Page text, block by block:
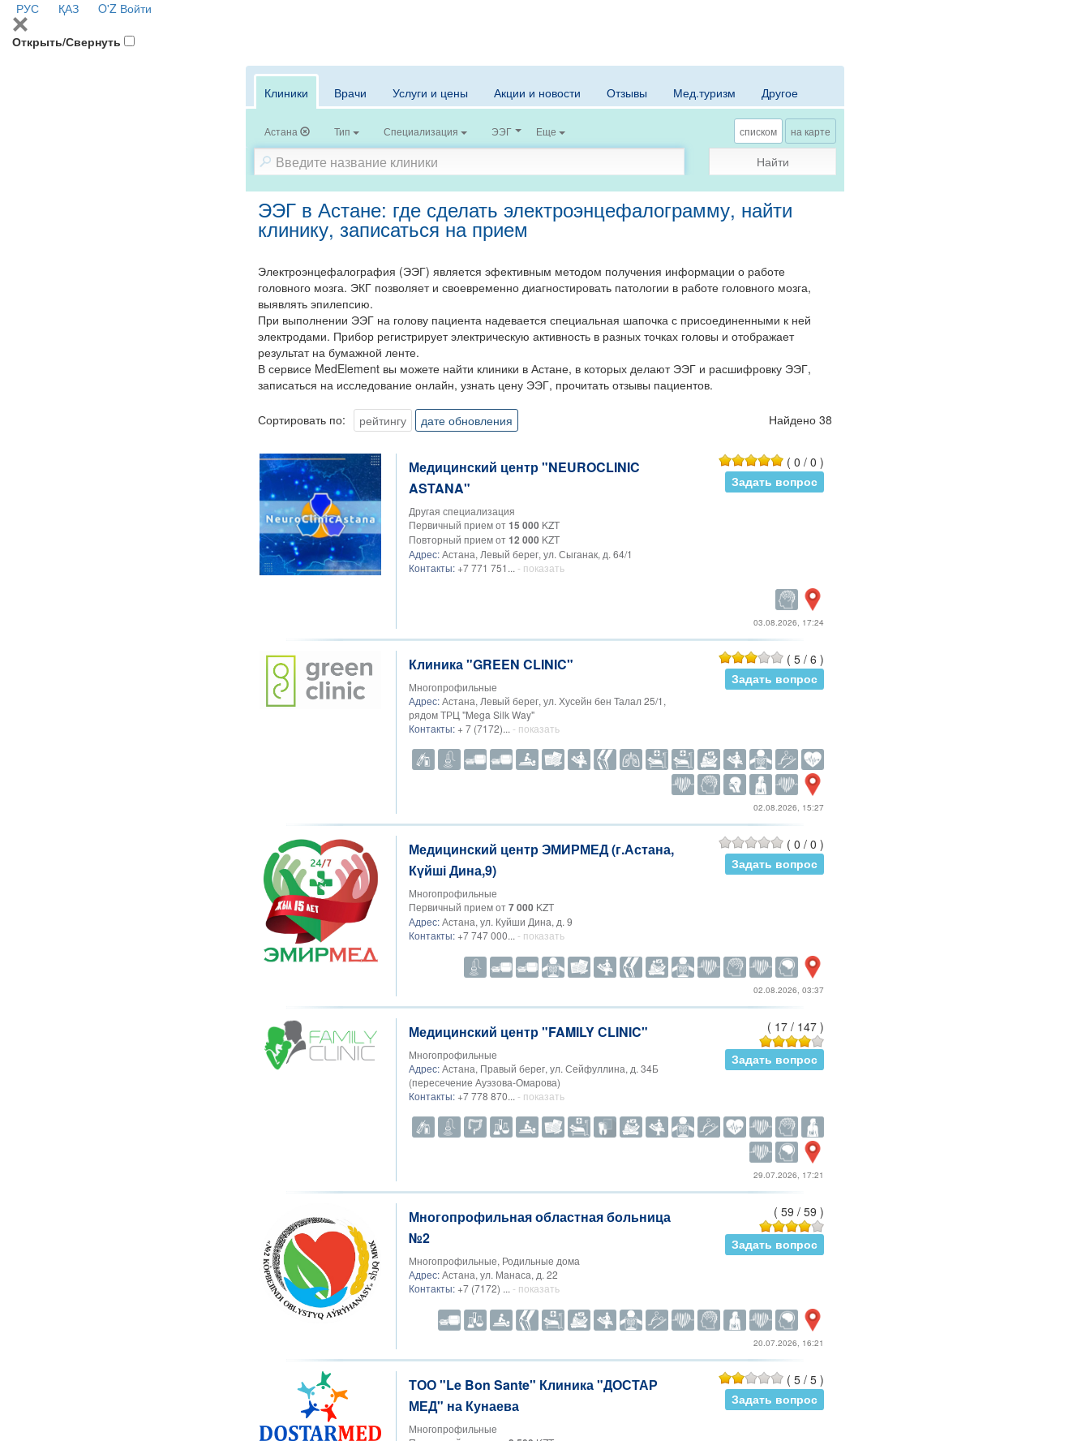
РУС ҚАЗ O'Z Войти
Открыть/Свернуть
Клиники Врачи Услуги и цены Акции и новости Отзывы Мед.туризм Другое
Астана Тип Специализация ЭЭГ Еще списком на карте
Найти
ЭЭГ в Астане: где сделать электроэнцефалограмму, найти
клинику, записаться на прием
Электроэнцефалография (ЭЭГ) является эфективным методом получения информации о работе
головного мозга. ЭКГ позволяет и своевременно диагностировать патологии в работе головного мозга,
выявлять эпилепсию.
При выполнении ЭЭГ на голову пациента надевается специальная шапочка с присоединенными к ней
электродами. Прибор регистрирует электрическую активность в разных точках головы и отображает
результат на бумажной ленте.
В сервисе MedElement вы можете найти клиники в Астане, в которых делают ЭЭГ и расшифровку ЭЭГ,
записаться на исследование онлайн, узнать цену ЭЭГ, прочитать отзывы пациентов.
Сортировать по: рейтингу дате обновления Найдено 38
Медицинский центр "NEUROCLINIC
ASTANA"
Другая специализация
Первичный прием от15 000KZT
Повторный прием от12 000KZT
Адрес:Астана, Левый берег, ул. Сыганак, д. 64/1
Контакты: +7 771 751... - показать
( 0 / 0 )
Задать вопрос
03.08.2026, 17:24
Клиника "GREEN CLINIC"
Многопрофильные
Адрес:Астана, Левый берег, ул. Хусейн бен Талал 25/1,
рядом ТРЦ "Mega Silk Way"
Контакты: + 7 (7172)... - показать
( 5 / 6 )
Задать вопрос
02.08.2026, 15:27
Медицинский центр ЭМИРМЕД (г.Астана,
Күйші Дина,9)
Многопрофильные
Первичный прием от7 000KZT
Адрес:Астана, ул. Куйши Дина, д. 9
Контакты: +7 747 000... - показать
( 0 / 0 )
Задать вопрос
02.08.2026, 03:37
Медицинский центр "FAMILY СLINIC"
Многопрофильные
Адрес:Астана, Правый берег, ул. Сейфуллина, д. 34Б
(пересечение Ауэзова-Омарова)
Контакты: +7 778 870... - показать
( 17 / 147 )
Задать вопрос
29.07.2026, 17:21
Многопрофильная областная больница
№2
Многопрофильные, Родильные дома
Адрес:Астана, ул. Манаса, д. 22
Контакты: +7 (7172) ... - показать
( 59 / 59 )
Задать вопрос
20.07.2026, 16:21
ТОО "Le Bon Sante" Клиника "ДОСТАР
МЕД" на Кунаева
Многопрофильные
( 5 / 5 )
Задать вопрос